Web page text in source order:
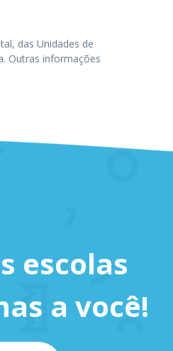
das Unidades de
Outras informações
escolas
a você!